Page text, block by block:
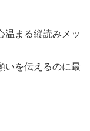
温まる縦読みメッ
いを伝えるのに最